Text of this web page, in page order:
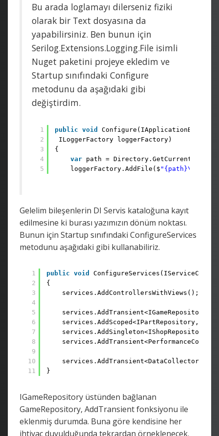
Bu arada loglamayı dilerseniz fiziki
olarak bir Text dosyasına da
yapabilirsiniz. Ben bunun için
Serilog.Extensions.Logging.File isimli
Nuget paketini projeye ekledim ve
Startup sınıfındaki Configure
metodunu da aşağıdaki gibi
değiştirdim.
1
2
3
4
5
public void
Configure(IApplicationBuilder
ILoggerFactory loggerFactory)
{
var path =
loggerFactory.AddFile($
Gelelim bileşenlerin DI Servis kataloğuna kayıt
edilmesine ki burası yazımızın dönüm noktası.
Bunun için Startup sınıfındaki ConfigureServices
metodunu aşağıdaki gibi kullanabiliriz.
1
2
3
4
5
6
7
8
9
10
11
public void
{
services.AddControllersWithViews();
services.AddTransient<IGameRepository,
services.AddScoped<IPartRepository,
services.AddSingleton<IShopRepository,
}
IGameRepository üstünden bağlanan
GameRepository, AddTransient fonksiyonu ile
eklenmiş durumda. Buna göre kendisine her
ihtiyaç duyulduğunda tekrardan örneklenecek.